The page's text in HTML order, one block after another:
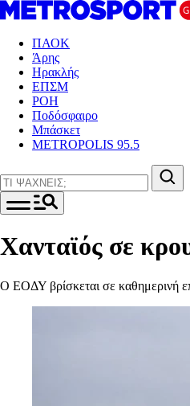
ΠΑΟΚ
Άρης
Ηρακλής
ΕΠΣΜ
ΡΟΗ
Ποδόσφαιρο
Μπάσκετ
METROPOLIS 95.5
Χανταϊός σε
Ο ΕΟΔΥ βρίσκεται σε καθημερινή